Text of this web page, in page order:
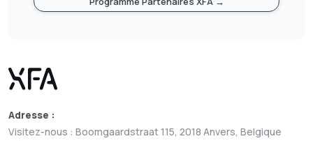
Adresse :
Visitez-nous : Boomgaardstraat 115, 2018 Anvers, Belgique